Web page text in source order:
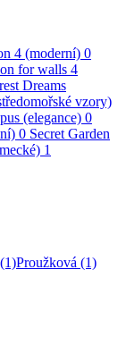
4 (moderní) 0
for walls 4
Dreams
vzory)
(elegance) 0
0 Secret Garden
1
(1)Proužková (1)